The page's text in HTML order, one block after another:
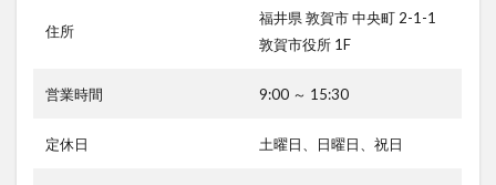
住所
福井県 敦賀市 中央町 2-1-1
敦賀市役所 1F
営業時間 9:00 ～ 15:30
定休日 土曜日、日曜日、祝日